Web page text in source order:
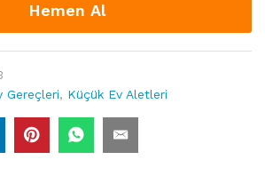
Hemen Al
Gereçleri, Küçük Ev Aletleri